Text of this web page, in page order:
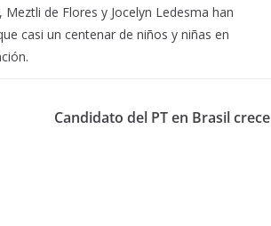
de Flores y Jocelyn Ledesma han
casi un centenar de niños y niñas en
Candidato del PT en Brasil crece